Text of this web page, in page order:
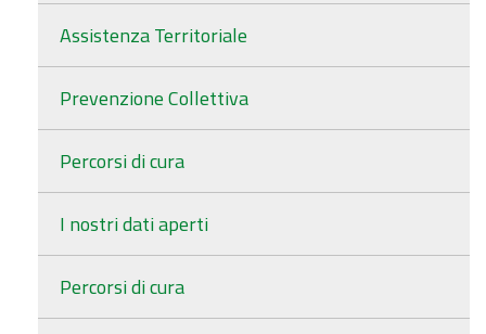
Assistenza Territoriale
Prevenzione Collettiva
Percorsi di cura
I nostri dati aperti
Percorsi di cura